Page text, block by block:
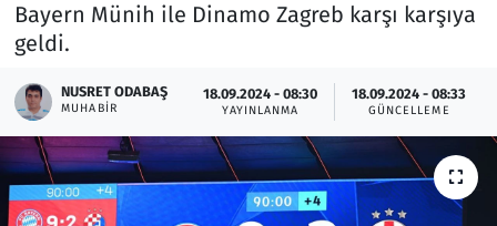
Bayern Münih ile Dinamo Zagreb karşı karşıya
geldi.
NUSRET ODABAŞ
MUHABIR
18.09.2024 - 08:30
YAYINLANMA
18.09.2024 - 08:33
GÜNCELLEME
Lezzet Durağı
Memur ve Kamu
Otomobil
Oyun